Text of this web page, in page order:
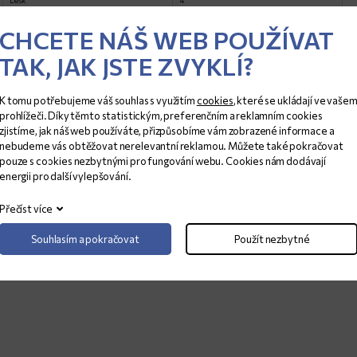
CHCETE NÁŠ WEB POUŽÍVAT
TAK, JAK JSTE ZVYKLÍ?
K tomu potřebujeme váš souhlas s využitímcookies, které se ukládají ve vašem
prohlížeči. Díky těmto statistickým, preferenčním a reklamním cookies
zjistíme, jak náš web používáte, přizpůsobíme vám zobrazené informace a
nebudeme vás obtěžovat nerelevantní reklamou. Můžete také pokračovat
pouze s cookies nezbytnými pro fungování webu. Cookies nám dodávají
energii pro další vylepšování.
Přečíst více
Souhlasím a pokračovat Použít nezbytné